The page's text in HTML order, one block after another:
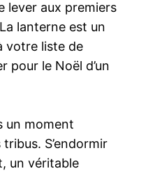
lever aux premiers
lanterne est un
votre liste de
pour le Noël d’un
un moment
S’endormir
un véritable